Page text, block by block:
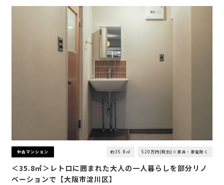
中古マンション 約35.8㎡ 520万円(税別)※家具・家電除く
＜35.8㎡＞レトロに囲まれた大人の一人暮らしを部分リノ
ベーションで【大阪市淀川区】